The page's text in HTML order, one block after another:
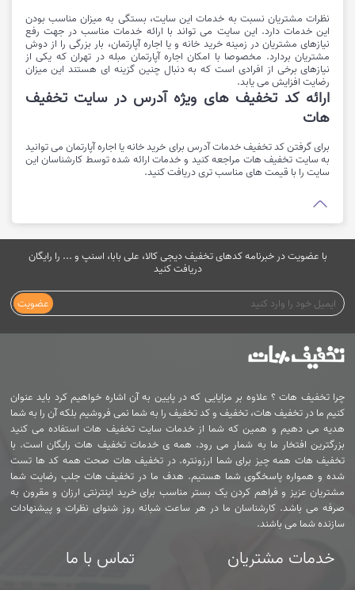
نظرات مشتریان نسبت به خدمات این سایت، بستگی به میزان مناسب بودن
این خدمات دارد. این سایت می تواند با ارائه خدمات مناسب در جهت رفع
نیازهای مشتریان در زمینه خرید خانه و یا اجاره آپارتمان، بار بزرگی را از دوش
مشتریان بردارد. مخصوصا با امکان اجاره آپارتمان مبله در تهران که یکی از
نیازهای برخی از افرادی است که به دنبال چنین گزینه ای هستند این میزان
رضایت افزایش می یابد.
ارائه کد تخفیف های ویژه آدرس در سایت تخفیف
هات
برای گرفتن کد تخفیف خدمات آدرس برای خرید خانه یا اجاره آپارتمان می توانید
به سایت تخفیف هات مراجعه کنید و خدمات ارائه شده توسط کارشناسان این
سایت را با قیمت های مناسب تری دریافت کنید.
با عضویت در خبرنامه کدهای تخفیف دیجی کالا، علی بابا، اسنپ و ... را رایگان
دریافت کنید
عضویت
چرا تخفیف هات ؟ علاوه بر مزایایی که در پایین به آن اشاره خواهیم کرد باید عنوان
کنیم ما در تخفیف هات، تخفیف و کد تخفیف را به شما نمی فروشیم بلکه آن را به شما
هدیه می دهیم و همین که شما از خدمات سایت تخفیف هات استفاده می کنید
بزرگترین افتخار ما به شمار می رود. همه ی خدمات تخفیف هات رایگان است. با
تخفیف هات همه چیز برای شما ارزونتره. در تخفیف هات صحت همه کد ها تست
شده و همواره پاسخگوی شما هستیم. هدف ما در تخفیف هات جلب رضایت شما
مشتریان عزیز و فراهم کردن یک بستر مناسب برای خرید اینترنتی ارزان و مقرون به
صرفه می باشد. کارشناسان ما در هر ساعت شبانه روز شنوای نظرات و پیشنهادات
سازنده شما می باشند.
خدمات مشتریان تماس با ما